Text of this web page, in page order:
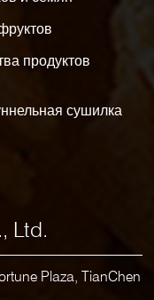
продуктов
сушилка
Ltd.
Plaza, TianChen